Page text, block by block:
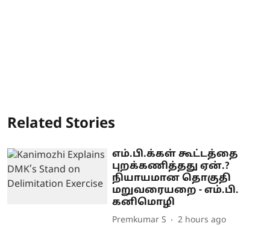
Related Stories
எம்.பி.க்கள் கூட்டத்தை
புறக்கணித்தது ஏன்.?
நியாயமான தொகுதி
மறுவரையறை - எம்.பி.
கனிமொழி
Premkumar S 2 hours ago